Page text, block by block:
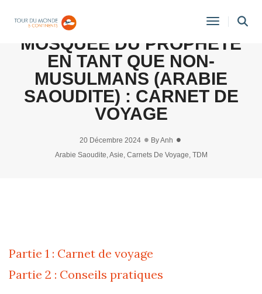
Toggle
VISITE DE MÉDINE ET LA
MOSQUÉE DU PROPHÈTE
EN TANT QUE NON-
MUSULMANS (ARABIE
SAOUDITE) : CARNET DE
VOYAGE
20 Décembre 2024 ByAnh
Arabie Saoudite,Asie, Carnets De Voyage, TDM
Partie 1 : Carnet de voyage
Partie 2 : Conseils pratiques